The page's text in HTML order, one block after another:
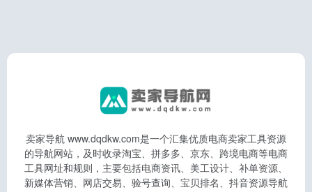
卖家导航 www.dqdkw.com是一个汇集优质电商卖家工具资源
的导航网站，及时收录淘宝、拼多多、京东、跨境电商等电商
工具网址和规则，主要包括电商资讯、美工设计、补单资源、
新媒体营销、网店交易、验号查询、宝贝排名、抖音资源导航